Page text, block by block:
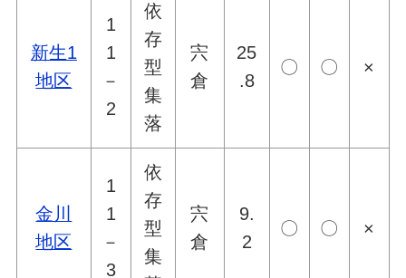
新生1
地区
1
1
－
2
依
存
型
集
落
宍
倉
25
.8
〇 〇 ×
金川
地区
1
1
－
3
依
存
型
集
宍
倉
9.
2
〇 〇 ×